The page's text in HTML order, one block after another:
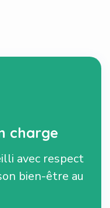
charge
avec respect
bien-être au